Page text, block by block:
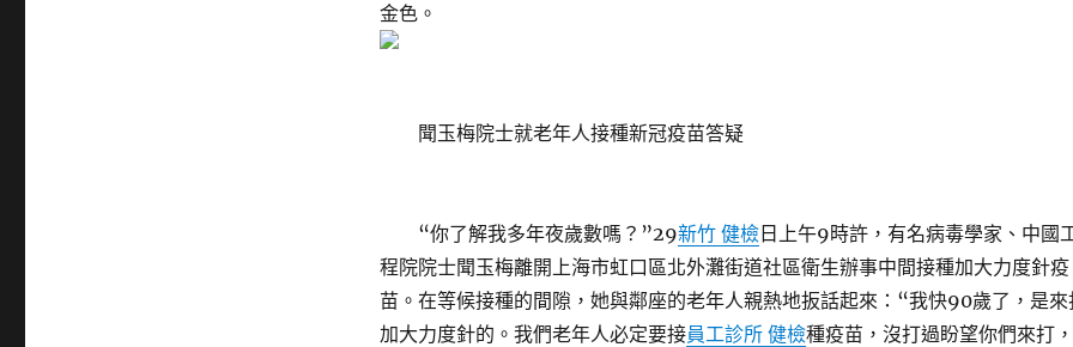
金色。
聞玉梅院士就老年人接種新冠疫苗答疑
“你了解我多年夜歲數嗎？”29新竹 健檢日上午9時許，有名病毒學家、中國
程院院士聞玉梅離開上海市虹口區北外灘街道社區衛生辦事中間接種加大力度針疫
苗。在等候接種的間隙，她與鄰座的老年人親熱地扳話起來：“我快90歲了，是來
加大力度針的。我們老年人必定要接員工診所 健檢種疫苗，沒打過盼望你們來打，